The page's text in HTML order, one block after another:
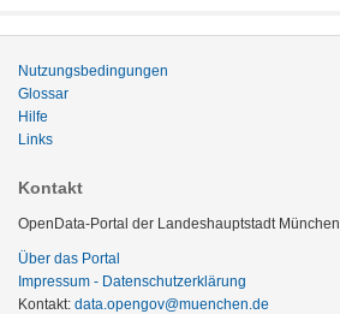
Nutzungsbedingungen
Glossar
Hilfe
Links
Kontakt
OpenData-Portal der Landeshauptstadt München
Über das Portal
Impressum - Datenschutzerklärung
Kontakt: data.opengov@muenchen.de